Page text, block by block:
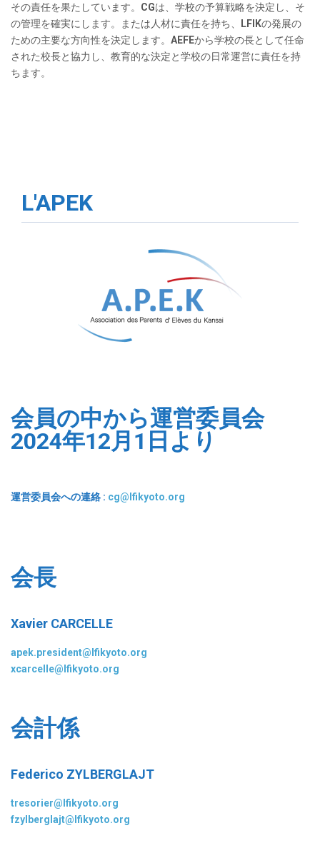
その責任を果たしています。CGは、学校の予算戦略を決定し、そ
の管理を確実にします。または人材に責任を持ち、LFIKの発展の
ための主要な方向性を決定します。AEFEから学校の長として任命
された校長と協力し、教育的な決定と学校の日常運営に責任を持
ちます。
L'APEK
会員の中から運営委員会
2024年12月1日より
運営委員会への連絡 : cg@lfikyoto.org
会長
Xavier CARCELLE
apek.president@lfikyoto.org
xcarcelle@lfikyoto.org
会計係
Federico ZYLBERGLAJT
tresorier@lfikyoto.org
fzylberglajt@lfikyoto.org